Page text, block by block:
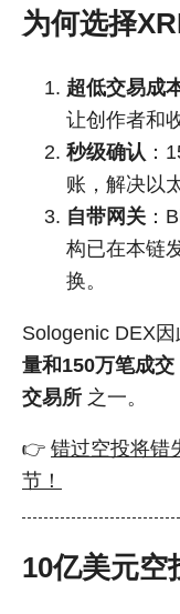
为何选择
超低交易成
让创作者和
秒级确认 ：
账，解决以
自带网关 ：
构已在本链
换。
Sologenic DEX
量和150万笔成交
交易所 之一。
👉 错过空投将错
节！
10亿美元空